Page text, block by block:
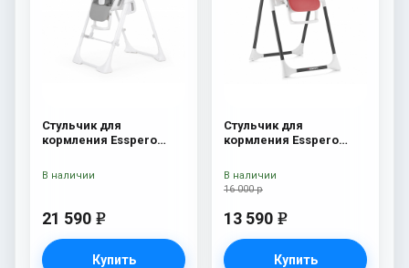
Стульчик для
кормления Esspero
21 590 e
Купить
В наличии
Стульчик для
кормления Esspero
16 000 р
13 590 e
Купить
В наличии